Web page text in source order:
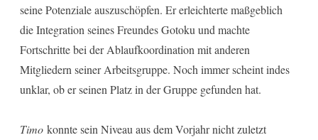
seine Potenziale auszuschöpfen. Er erleichterte maßgeblich
die Integration seines Freundes Gotoku und machte
Fortschritte bei der Ablaufkoordination mit anderen
Mitgliedern seiner Arbeitsgruppe. Noch immer scheint indes
unklar, ob er seinen Platz in der Gruppe gefunden hat.
Timo konnte sein Niveau aus dem Vorjahr nicht zuletzt